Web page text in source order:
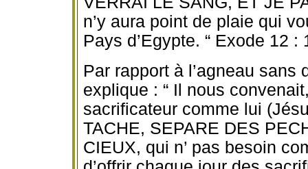
n’y aura point de plaie qui
Pays d’Egypte. “ Exode 12
Par rapport à l’agneau sans
explique : “ Il nous
sacrificateur comme lui
TACHE, SEPARE DES
CIEUX, qui n’ pas besoin